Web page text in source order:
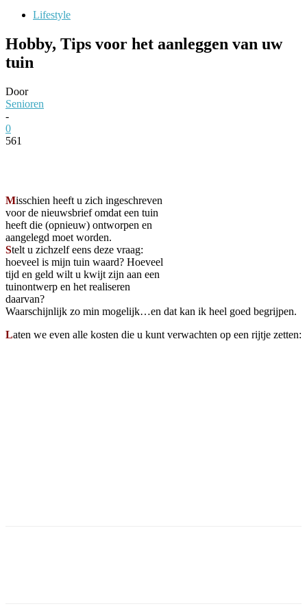
Lifestyle
Hobby, Tips voor het aanleggen van uw
tuin
Door
Senioren
-
0
561
Misschien heeft u zich ingeschreven
voor de nieuwsbrief omdat een tuin
heeft die (opnieuw) ontworpen en
aangelegd moet worden.
Stelt u zichzelf eens deze vraag:
hoeveel is mijn tuin waard? Hoeveel
tijd en geld wilt u kwijt zijn aan een
tuinontwerp en het realiseren
daarvan?
Waarschijnlijk zo min mogelijk…en dat kan ik heel goed begrijpen.
Laten we even alle kosten die u kunt verwachten op een rijtje zetten: